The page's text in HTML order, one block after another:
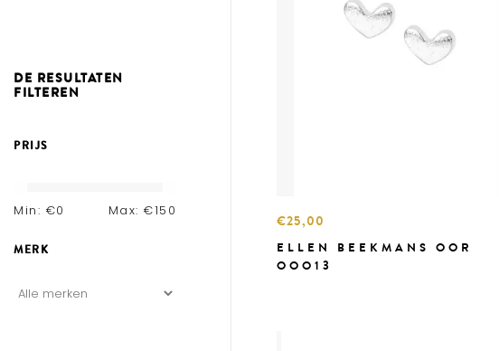
DE RESULTATEN
FILTEREN
PRIJS
Min: €0 Max: €150
MERK
€25,00
ELLEN BEEKMANS OOR
OOO13